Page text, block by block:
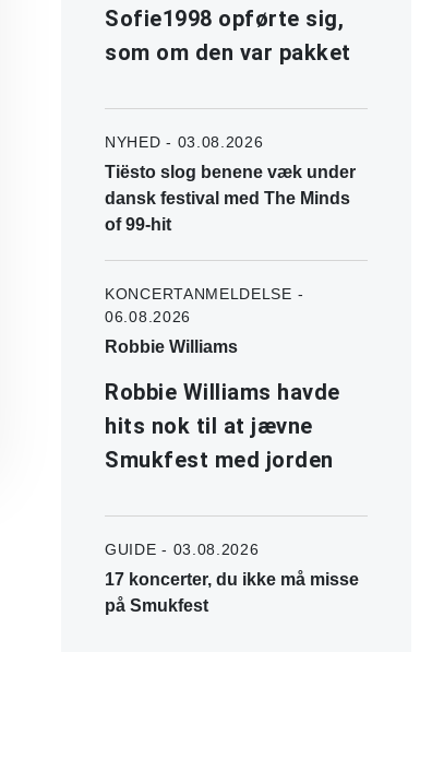
Sofie1998 opførte sig,
som om den var pakket
NYHED - 03.08.2026
Tiësto slog benene væk under
dansk festival med The Minds
of 99-hit
KONCERTANMELDELSE -
06.08.2026
Robbie Williams
Robbie Williams havde
hits nok til at jævne
Smukfest med jorden
GUIDE - 03.08.2026
17 koncerter, du ikke må misse
på Smukfest